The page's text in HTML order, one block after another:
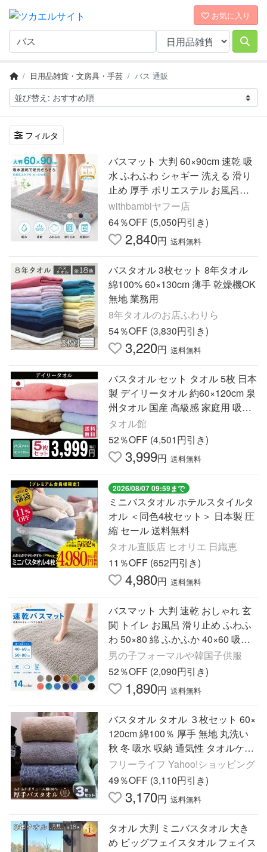
お気に入り
日用品雑貨・文房具・手芸 バス 通販
フィルタ
バスマット 大判 60×90cm 速乾 吸
水 ふわふわ シャギー 洗える 滑り
止め 厚手 ポリエステル お風呂マ
ット 足拭きマット 爆買
withbambiヤフー店
64％OFF (5,050円引き)
2,840円 送料無料
バスタオル 3枚セット 8年タオル
綿100% 60×130cm 薄手 乾燥機OK
無地 業務用
8年タオルのお店ふわりら
54％OFF (3,830円引き)
3,220円 送料無料
バスタオル セット タオル 5枚 日本
製 デイリータオル 約60×120cm 泉
州タオル 国産 高級感 家庭用 吸水
性 速乾性 ふわふわ ポイント利用
タオル館
52％OFF (4,501円引き)
3,999円 送料無料
2026/08/07 09:59まで
ミニバスタオル ホテルスタイルタ
オル ＜同色4枚セット＞ 日本製 圧
縮 セール 送料無料
タオル直販店 ヒオリエ 日織恵
11％OFF (652円引き)
4,980円 送料無料
バスマット 大判 速乾 おしゃれ 玄
関 トイレ お風呂 滑り止め ふわふ
わ 50×80 綿 ふかふか 40×60 吸水
大きい 洗える
男の子フォーマルや韓国子供服
52％OFF (2,090円引き)
1,890円 送料無料
バスタオル タオル ３枚セット 60×
120cm 綿100％ 厚手 無地 丸洗い
秋 冬 吸水 収納 通気性 タオルケッ
ト ホテル ギフト バーゲン 業務用
フリーライフ Yahoo!ショッピング
49％OFF (3,110円引き)
3,170円 送料無料
タオル 大判 ミニバスタオル 大き
め ビッグフェイスタオル フェイス